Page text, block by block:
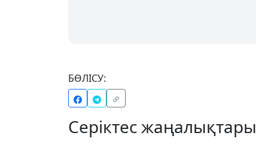
БӨЛІСУ:
Серіктес жаңалықтары